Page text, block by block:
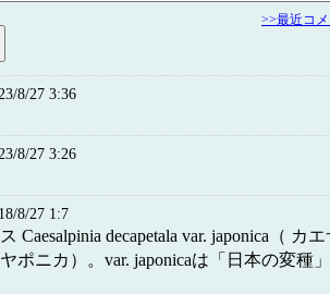
>>最近コ
8/27 3:36
8/27 3:26
8/27 1:7
Caesalpinia decapetala var. japonica（ カ
ポニカ）。var. japonicaは「日本の変種